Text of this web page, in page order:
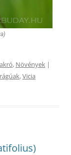
, Növények |
,Vicia